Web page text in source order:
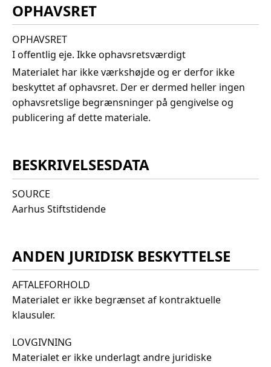
OPHAVSRET
OPHAVSRET
I offentlig eje. Ikke ophavsretsværdigt
Materialet har ikke værkshøjde og er derfor ikke
beskyttet af ophavsret. Der er dermed heller ingen
ophavsretslige begrænsninger på gengivelse og
publicering af dette materiale.
BESKRIVELSESDATA
SOURCE
Aarhus Stiftstidende
ANDEN JURIDISK BESKYTTELSE
AFTALEFORHOLD
Materialet er ikke begrænset af kontraktuelle
klausuler.
LOVGIVNING
Materialet er ikke underlagt andre juridiske